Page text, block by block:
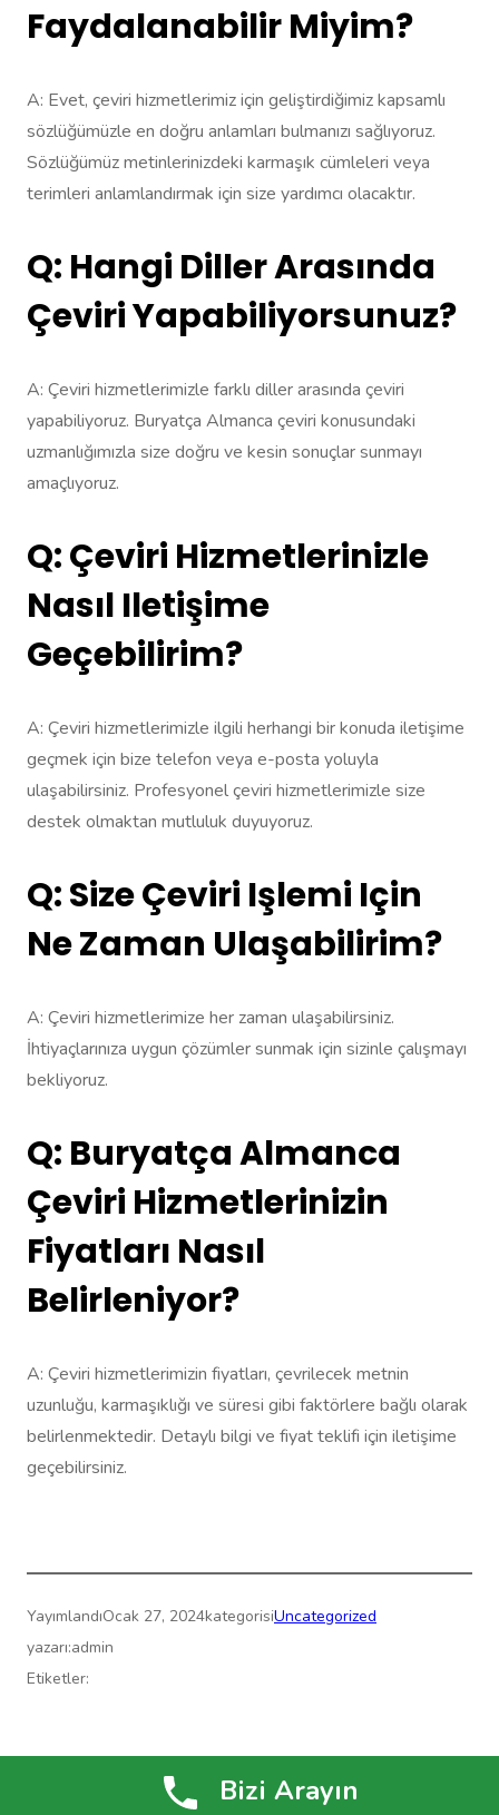
Faydalanabilir Miyim?
A: Evet, çeviri hizmetlerimiz için geliştirdiğimiz kapsamlı
sözlüğümüzle en doğru anlamları bulmanızı sağlıyoruz.
Sözlüğümüz metinlerinizdeki karmaşık cümleleri veya
terimleri anlamlandırmak için size yardımcı olacaktır.
Q: Hangi Diller Arasında
Çeviri Yapabiliyorsunuz?
A: Çeviri hizmetlerimizle farklı diller arasında çeviri
yapabiliyoruz. Buryatça Almanca çeviri konusundaki
uzmanlığımızla size doğru ve kesin sonuçlar sunmayı
amaçlıyoruz.
Q: Çeviri Hizmetlerinizle
Nasıl Iletişime
Geçebilirim?
A: Çeviri hizmetlerimizle ilgili herhangi bir konuda iletişime
geçmek için bize telefon veya e-posta yoluyla
ulaşabilirsiniz. Profesyonel çeviri hizmetlerimizle size
destek olmaktan mutluluk duyuyoruz.
Q: Size Çeviri Işlemi Için
Ne Zaman Ulaşabilirim?
A: Çeviri hizmetlerimize her zaman ulaşabilirsiniz.
İhtiyaçlarınıza uygun çözümler sunmak için sizinle çalışmayı
bekliyoruz.
Q: Buryatça Almanca
Çeviri Hizmetlerinizin
Fiyatları Nasıl
Belirleniyor?
A: Çeviri hizmetlerimizin fiyatları, çevrilecek metnin
uzunluğu, karmaşıklığı ve süresi gibi faktörlere bağlı olarak
belirlenmektedir. Detaylı bilgi ve fiyat teklifi için iletişime
geçebilirsiniz.
YayımlandıOcak 27, 2024kategorisiUncategorized
yazarı:admin
Etiketler:
gururla sunar Bizi Arayın